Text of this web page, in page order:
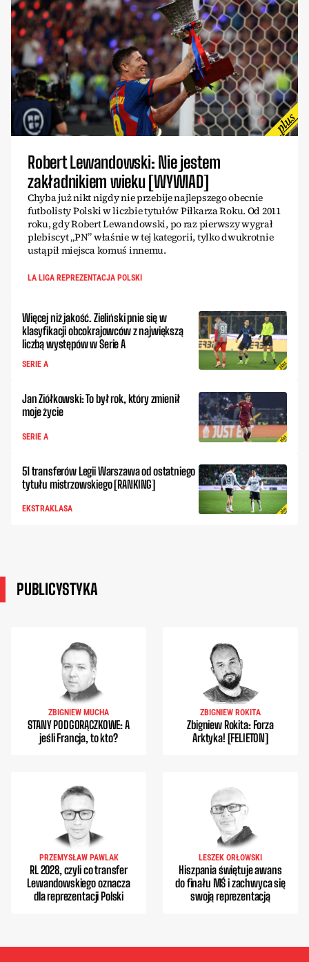
Robert Lewandowski: Nie jestem
zakładnikiem wieku [WYWIAD]
Chyba już nikt nigdy nie przebije najlepszego obecnie
futbolisty Polski w liczbie tytułów Piłkarza Roku. Od 2011
roku, gdy Robert Lewandowski, po raz pierwszy wygrał
plebiscyt „PN” właśnie w tej kategorii, tylko dwukrotnie
ustąpił miejsca komuś innemu.
LA LIGA REPREZENTACJA POLSKI
Więcej niż jakość. Zieliński pnie się w
klasyfikacji obcokrajowców z największą
liczbą występów w Serie A
SERIE A
Jan Ziółkowski: To był rok, który zmienił
moje życie
SERIE A
51 transferów Legii Warszawa od ostatniego
tytułu mistrzowskiego [RANKING]
EKSTRAKLASA
PUBLICYSTYKA
ZBIGNIEW MUCHA
STANY PODGORĄCZKOWE: A
jeśli Francja, to kto?
ZBIGNIEW ROKITA
Zbigniew Rokita: Forza
Arktyka! [FELIETON]
PRZEMYSŁAW PAWLAK
RL 2028, czyli co transfer
Lewandowskiego oznacza
dla reprezentacji Polski
LESZEK ORŁOWSKI
Hiszpania świętuje awans
do finału MŚ i zachwyca się
swoją reprezentacją